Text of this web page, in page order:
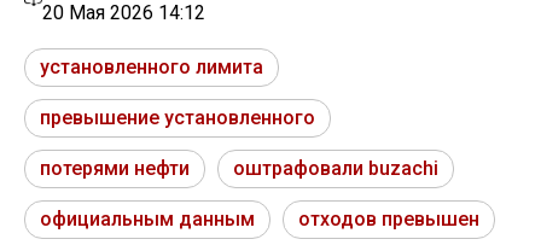
20 Мая 2026 14:12
установленного лимита
превышение установленного
потерями нефти оштрафовали buzachi
официальным данным отходов превышен